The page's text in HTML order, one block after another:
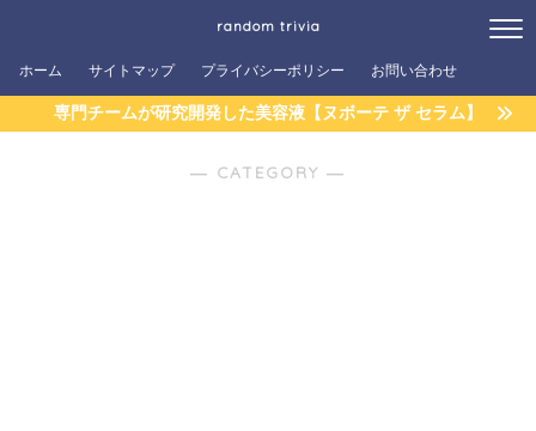
random trivia
ホーム サイトマップ プライバシーポリシー お問い合わせ
専門チームが研究開発した美容液【ヌボーテ ザ セラム】
― CATEGORY ―